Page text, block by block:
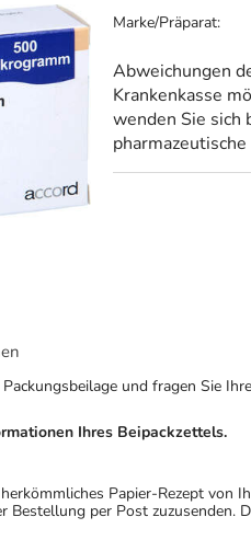
Marke/Präparat:
Abweichungen
Krankenkasse
wenden Sie sich
und fragen Sie
Ihres Beipackzettels.
Papier-Rezept von
Bestellung per Post zuzusenden.